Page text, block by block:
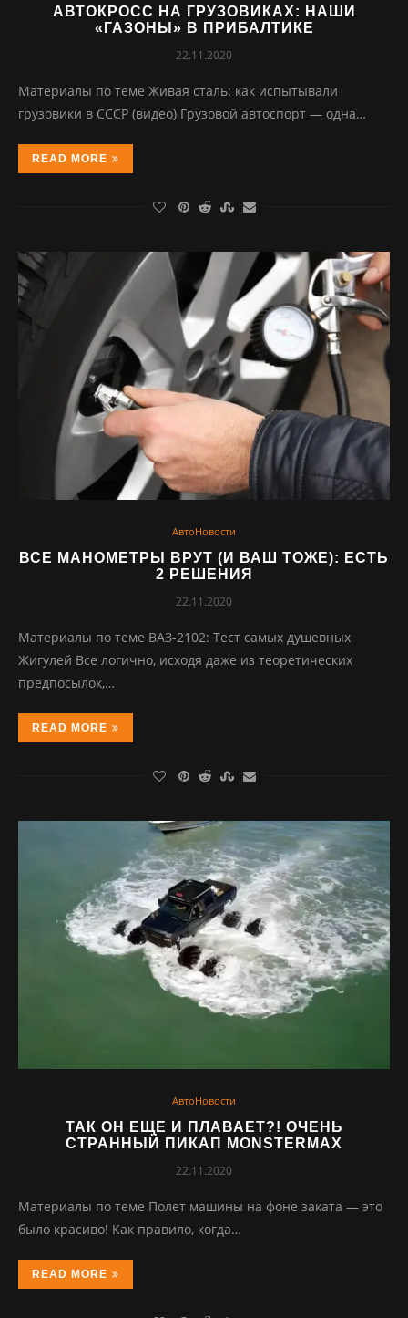
АВТОКРОСС НА ГРУЗОВИКАХ: НАШИ
«ГАЗОНЫ» В ПРИБАЛТИКЕ
22.11.2020
Материалы по теме Живая сталь: как испытывали
грузовики в СССР (видео) Грузовой автоспорт — одна…
READ MORE
АвтоНовости
ВСЕ МАНОМЕТРЫ ВРУТ (И ВАШ ТОЖЕ): ЕСТЬ
2 РЕШЕНИЯ
22.11.2020
Материалы по теме ВАЗ-2102: Тест самых душевных
Жигулей Все логично, исходя даже из теоретических
предпосылок,…
READ MORE
АвтоНовости
ТАК ОН ЕЩЕ И ПЛАВАЕТ?! ОЧЕНЬ
СТРАННЫЙ ПИКАП MONSTERMAX
22.11.2020
Материалы по теме Полет машины на фоне заката — это
было красиво! Как правило, когда…
READ MORE